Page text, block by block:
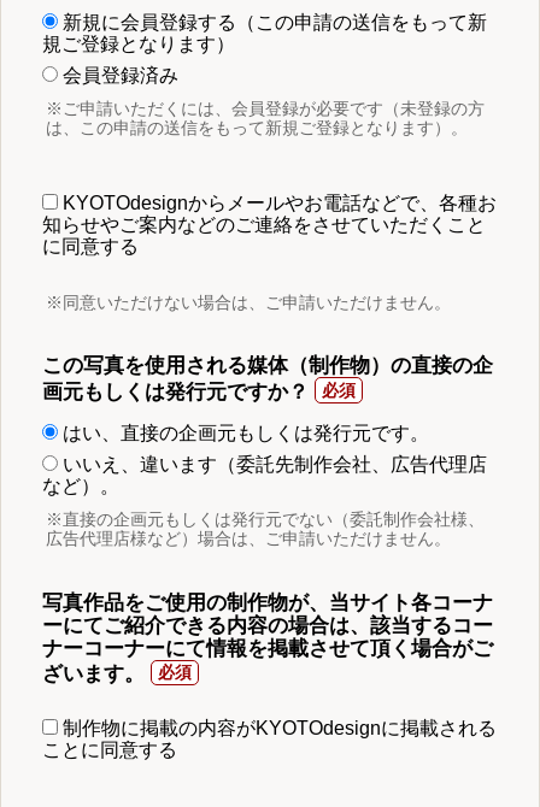
新規に会員登録する（この申請の送信をもって新
規ご登録となります）
会員登録済み
※ご申請いただくには、会員登録が必要です（未登録の方
は、この申請の送信をもって新規ご登録となります）。
KYOTOdesignからメールやお電話などで、各種お
知らせやご案内などのご連絡をさせていただくこと
に同意する
※同意いただけない場合は、ご申請いただけません。
この写真を使用される媒体（制作物）の直接の企
画元もしくは発行元ですか？
はい、直接の企画元もしくは発行元です。
いいえ、違います（委託先制作会社、広告代理店
など）。
※直接の企画元もしくは発行元でない（委託制作会社様、
広告代理店様など）場合は、ご申請いただけません。
写真作品をご使用の制作物が、当サイト各コーナ
ーにてご紹介できる内容の場合は、該当するコー
ナーコーナーにて情報を掲載させて頂く場合がご
ざいます。
制作物に掲載の内容がKYOTOdesignに掲載される
ことに同意する